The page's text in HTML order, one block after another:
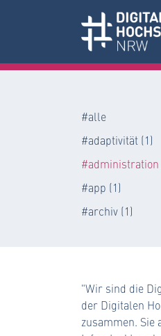
#alle
#adaptivität (1)
#administration
#app (1)
#archiv (1)
"Wir sind die
der Digitalen
zusammen.